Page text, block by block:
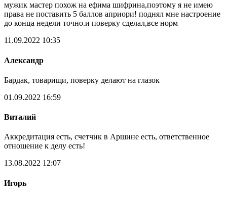
мужик мастер похож на ефима шифрина,поэтому я не имею
права не поставить 5 баллов априори! поднял мне настроение
до конца недели точно.и поверку сделал,все норм
11.09.2022 10:35
Александр
Бардак, товарищи, поверку делают на глазок
01.09.2022 16:59
Виталий
Аккредитация есть, счетчик в Аршине есть, ответственное
отношение к делу есть!
13.08.2022 12:07
Игорь